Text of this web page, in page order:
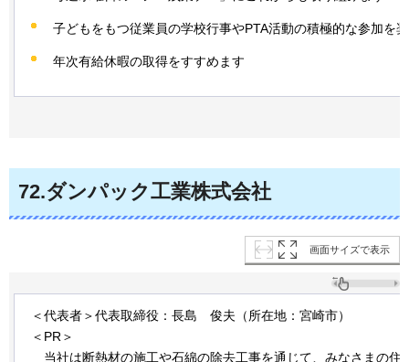
子どもをもつ従業員の学校行事やPTA活動の積極的な参加を
年次有給休暇の取得をすすめます
72.ダンパック工業株式会社
画面サイズで表示
＜代表者＞代表取締役：長島 俊夫 （所在地：宮崎市）
＜PR＞
当社は断熱材の施工や石綿の除去工事を通じて、みなさまの住